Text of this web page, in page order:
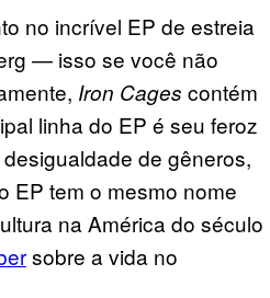
no incrível EP de estreia
— isso se você não
Iron Cages contém
linha do EP é seu feroz
de gêneros,
EP tem o mesmo nome
na América do século
sobre a vida no